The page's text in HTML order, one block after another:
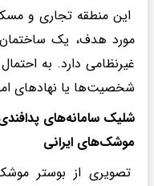
این منطقه تجاری و
مورد هدف، یک
غیرنظامی دارد. به
شخصیت‌ها یا نهادهای
شلیک سامانه‌های
موشک‌های ایرانی
تصویری از بوستر